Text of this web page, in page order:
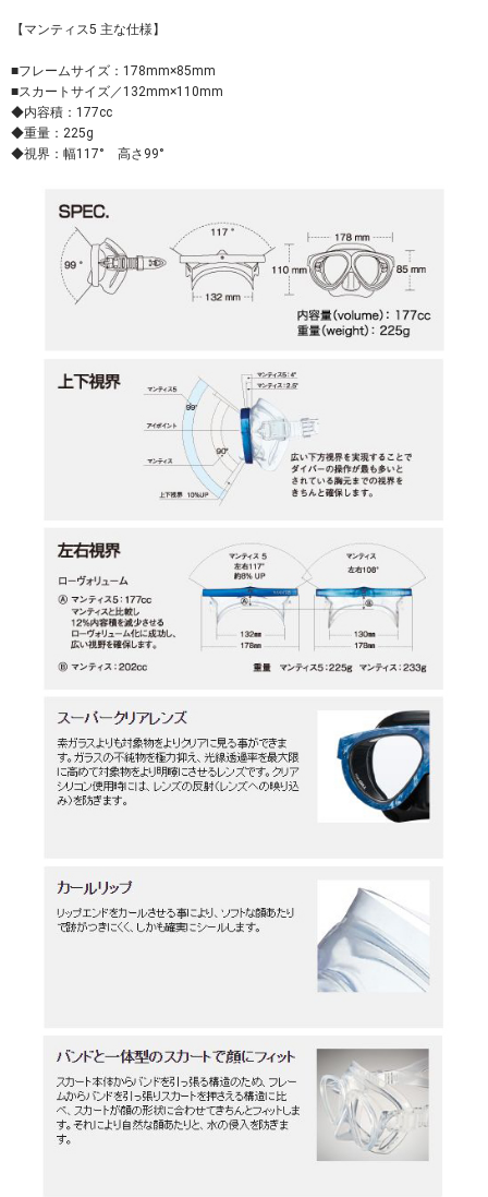
【マンティス5 主な仕様】
■フレームサイズ：178mm×85mm
■スカートサイズ／132mm×110mm
◆内容積：177cc
◆重量：225g
◆視界：幅117° 高さ99°